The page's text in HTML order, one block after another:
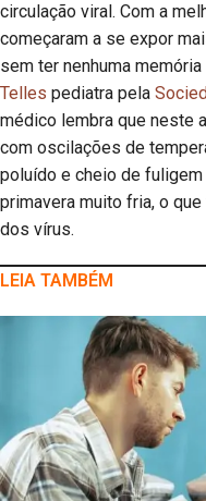
circulação viral. Com a
começaram a se expor
sem ter nenhuma
Telles pediatra pela
médico lembra que neste
com oscilações de
poluído e cheio de
primavera muito fria, o
dos vírus.
LEIA TAMBÉM